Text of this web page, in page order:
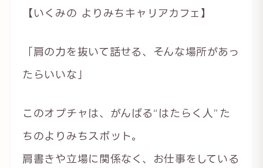
【いくみの よりみちキャリアカフェ】
「肩の力を抜いて話せる、そんな場所があっ
たらいいな」
このオプチャは、がんばる“はたらく人”た
ちのよりみちスポット。
肩書きや立場に関係なく、お仕事をしている